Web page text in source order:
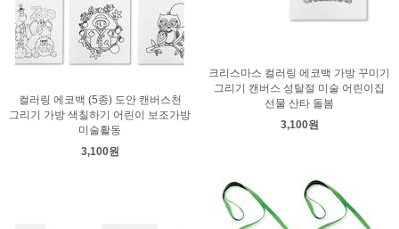
컬러링 에코백 (5종) 도안 캔버스천
그리기 가방 색칠하기 어린이 보조가방
미술활동
3,100원
크리스마스 컬러링 에코백 가방 꾸미기
그리기 캔버스 성탈절 미술 어린이집
선물 산타 돌봄
3,100원